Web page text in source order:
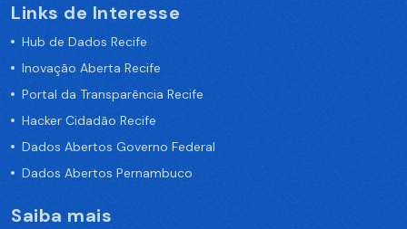
Links de Interesse
Hub de Dados Recife
Inovação Aberta Recife
Portal da Transparência Recife
Hacker Cidadão Recife
Dados Abertos Governo Federal
Dados Abertos Pernambuco
Saiba mais